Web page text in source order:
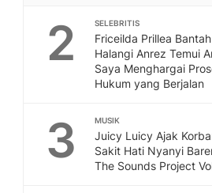
2 SELEBRITIS
Friceilda Prillea Bantah
Halangi Anrez Temui
Saya Menghargai
Hukum yang Berjalan
3 MUSIK
Juicy Luicy Ajak
Sakit Hati Nyanyi
The Sounds Project